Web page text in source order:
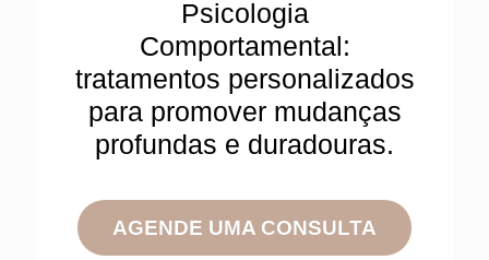
Psicologia
Comportamental:
tratamentos personalizados
para promover mudanças
profundas e duradouras.
AGENDE UMA CONSULTA